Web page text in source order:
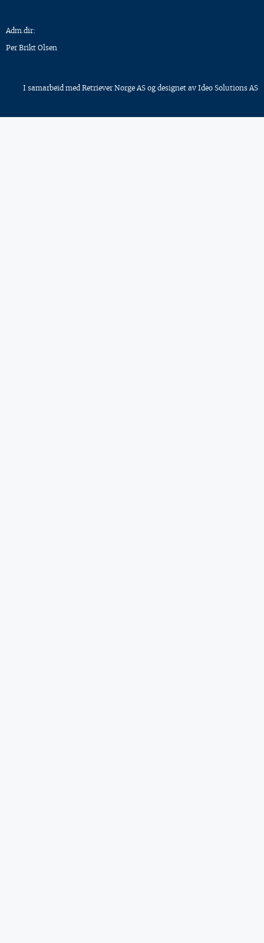
Adm.dir:
Per Brikt Olsen
I samarbeid med Retriever Norge AS og designet av Ideo Solutions AS